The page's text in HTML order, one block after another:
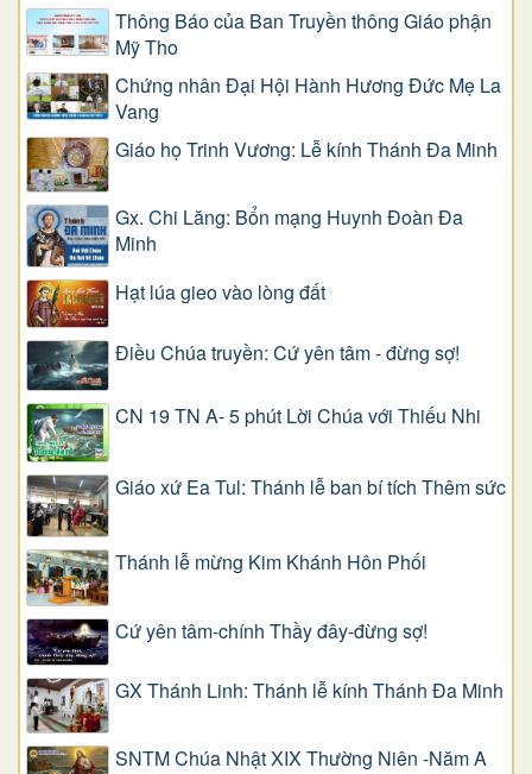
Thông Báo của Ban Truyền thông Giáo phận
Mỹ Tho
Chứng nhân Đại Hội Hành Hương Đức Mẹ La
Vang
Giáo họ Trinh Vương: Lễ kính Thánh Đa Minh
Gx. Chi Lăng: Bổn mạng Huynh Đoàn Đa
Minh
Hạt lúa gieo vào lòng đất
Điều Chúa truyền: Cứ yên tâm - đừng sợ!
CN 19 TN A- 5 phút Lời Chúa với Thiếu Nhi
Giáo xứ Ea Tul: Thánh lễ ban bí tích Thêm sức
Thánh lễ mừng Kim Khánh Hôn Phối
Cứ yên tâm-chính Thầy đây-đừng sợ!
GX Thánh Linh: Thánh lễ kính Thánh Đa Minh
SNTM Chúa Nhật XIX Thường Niên -Năm A